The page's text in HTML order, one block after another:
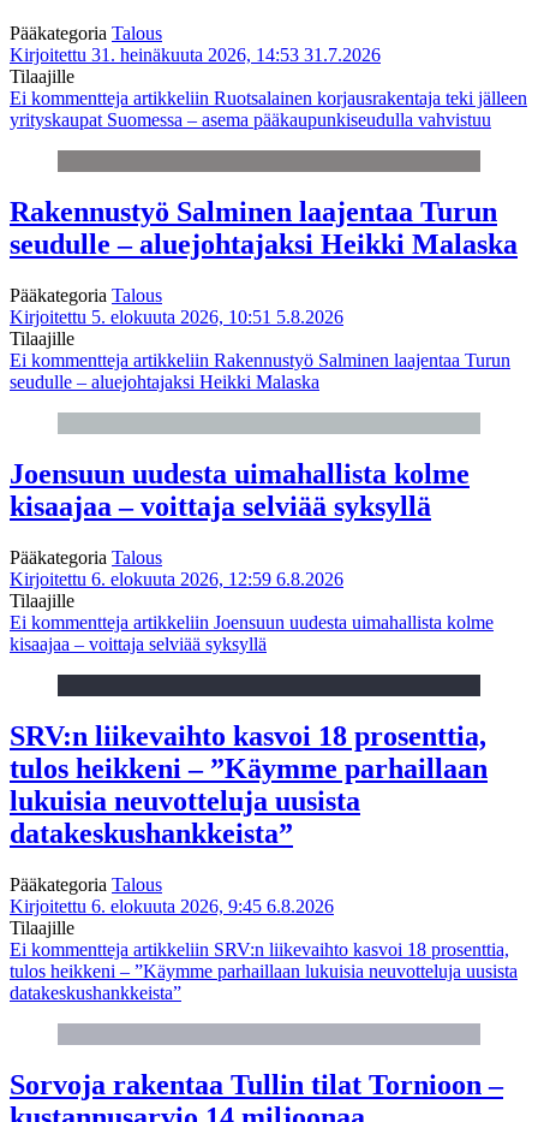
Pääkategoria Talous
Kirjoitettu 31. heinäkuuta 2026, 14:53 31.7.2026
Tilaajille
Ei kommentteja artikkeliin Ruotsalainen korjausrakentaja teki jälleen
yrityskaupat Suomessa – asema pääkaupunkiseudulla vahvistuu
Rakennustyö Salminen laajentaa Turun
seudulle – aluejohtajaksi Heikki Malaska
Pääkategoria Talous
Kirjoitettu 5. elokuuta 2026, 10:51 5.8.2026
Tilaajille
Ei kommentteja artikkeliin Rakennustyö Salminen laajentaa Turun
seudulle – aluejohtajaksi Heikki Malaska
Joensuun uudesta uimahallista kolme
kisaajaa – voittaja selviää syksyllä
Pääkategoria Talous
Kirjoitettu 6. elokuuta 2026, 12:59 6.8.2026
Tilaajille
Ei kommentteja artikkeliin Joensuun uudesta uimahallista kolme
kisaajaa – voittaja selviää syksyllä
SRV:n liikevaihto kasvoi 18 prosenttia,
tulos heikkeni – ”Käymme parhaillaan
lukuisia neuvotteluja uusista
datakeskushankkeista”
Pääkategoria Talous
Kirjoitettu 6. elokuuta 2026, 9:45 6.8.2026
Tilaajille
Ei kommentteja artikkeliin SRV:n liikevaihto kasvoi 18 prosenttia,
tulos heikkeni – ”Käymme parhaillaan lukuisia neuvotteluja uusista
datakeskushankkeista”
Sorvoja rakentaa Tullin tilat Tornioon –